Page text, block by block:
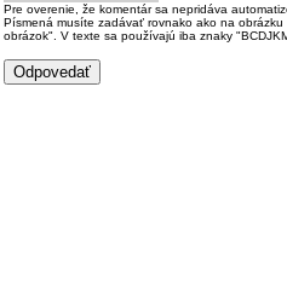
Pre overenie, že komentár sa nepridáva
Písmená musíte zadávať rovnako ako na
obrázok". V texte sa používajú iba znaky